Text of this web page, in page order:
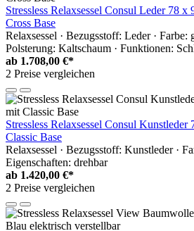
Stressless Relaxsessel Consul Leder 78
Cross Base
Relaxsessel · Bezugsstoff: Leder · Farbe:
Polsterung: Kaltschaum · Funktionen:
ab 1.708,00 €*
2 Preise vergleichen
Stressless Relaxsessel Consul
Classic Base
Relaxsessel · Bezugsstoff: Kunstleder ·
Eigenschaften: drehbar
ab 1.420,00 €*
2 Preise vergleichen